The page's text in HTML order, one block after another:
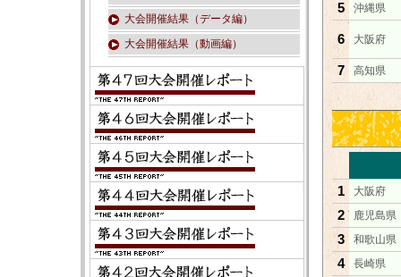
大会開催結果（データ編）
大会開催結果（動画編）
5 沖縄県
6 大阪府
7 高知県
1 大阪府
2 鹿児島県
3 和歌山県
4 長崎県